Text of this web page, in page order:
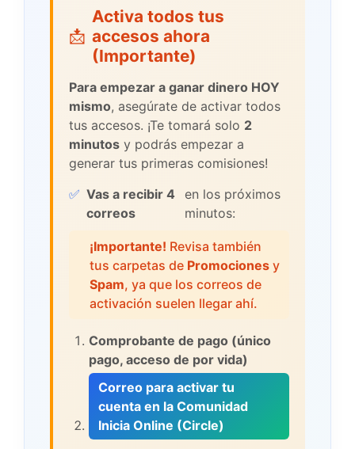
📩
Activa todos tus
accesos ahora
(Importante)
Para empezar a ganar dinero HOY
mismo, asegúrate de activar todos
tus accesos. ¡Te tomará solo 2
minutos y podrás empezar a
generar tus primeras comisiones!
✅ Vas a recibir 4
correos
en los próximos
minutos:
¡Importante! Revisa también
tus carpetas de Promociones y
Spam, ya que los correos de
activación suelen llegar ahí.
Comprobante de pago (único
pago, acceso de por vida)
Correo para activar tu
cuenta en la Comunidad
Inicia Online (Circle)